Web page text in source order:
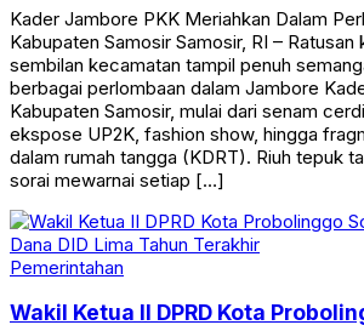
Kader Jambore PKK Meriahkan Dalam
Kabupaten Samosir Samosir, RI – Ratusan
sembilan kecamatan tampil penuh
berbagai perlombaan dalam Jambore
Kabupaten Samosir, mulai dari senam
ekspose UP2K, fashion show, hingga
dalam rumah tangga (KDRT). Riuh tepuk
sorai mewarnai setiap […]
Pemerintahan
Wakil Ketua II DPRD Kota